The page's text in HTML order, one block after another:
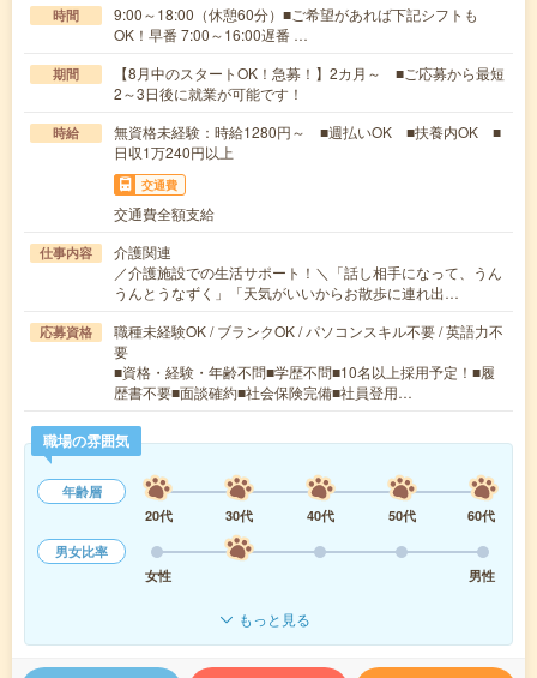
時間
9:00～18:00（休憩60分）■ご希望があれば下記シフトも
OK！早番 7:00～16:00遅番 …
期間
【8月中のスタートOK！急募！】2カ月～ ■ご応募から最短
2～3日後に就業が可能です！
時給
無資格未経験：時給1280円～ ■週払いOK ■扶養内OK ■
日収1万240円以上
交通費
交通費全額支給
仕事内容
介護関連
／介護施設での生活サポート！＼「話し相手になって、うん
うんとうなずく」「天気がいいからお散歩に連れ出…
応募資格
職種未経験OK / ブランクOK / パソコンスキル不要 / 英語力不
要
■資格・経験・年齢不問■学歴不問■10名以上採用予定！■履
歴書不要■面談確約■社会保険完備■社員登用…
職場の雰囲気
年齢層
20代
30代 40代 50代
60代
男女比率
女性
男性
もっと見る